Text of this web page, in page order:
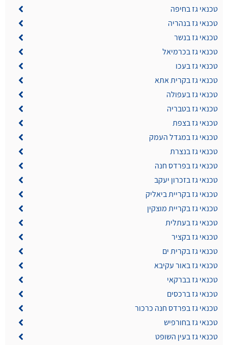
טכנאי גז בחיפה
טכנאי גז בנהריה
טכנאי גז בנשר
טכנאי גז בכרמיאל
טכנאי גז בעכו
טכנאי גז בקרית אתא
טכנאי גז בעפולה
טכנאי גז בטבריה
טכנאי גז בצפת
טכנאי גז במגדל העמק
טכנאי גז בנצרת
טכנאי גז בפרדס חנה
טכנאי גז בזכרון יעקב
טכנאי גז בקריית ביאליק
טכנאי גז בקריית מוצקין
טכנאי גז בעתלית
טכנאי גז בקציר
טכנאי גז בקרית ים
טכנאי גז באור עקיבא
טכנאי גז בברקאי
טכנאי גז ברכסים
טכנאי גז בפרדס חנה כרכור
טכנאי גז בחורפיש
טכנאי גז בעין השופט